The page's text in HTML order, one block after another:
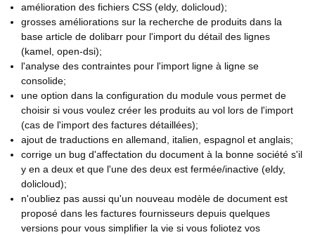
amélioration des fichiers CSS (eldy, dolicloud);
grosses améliorations sur la recherche de produits dans la
base article de dolibarr pour l'import du détail des lignes
(kamel, open-dsi);
l'analyse des contraintes pour l'import ligne à ligne se
consolide;
une option dans la configuration du module vous permet de
choisir si vous voulez créer les produits au vol lors de l'import
(cas de l'import des factures détaillées);
ajout de traductions en allemand, italien, espagnol et anglais;
corrige un bug d'affectation du document à la bonne société s'il
y en a deux et que l'une des deux est fermée/inactive (eldy,
dolicloud);
n'oubliez pas aussi qu'un nouveau modèle de document est
proposé dans les factures fournisseurs depuis quelques
versions pour vous simplifier la vie si vous foliotez vos